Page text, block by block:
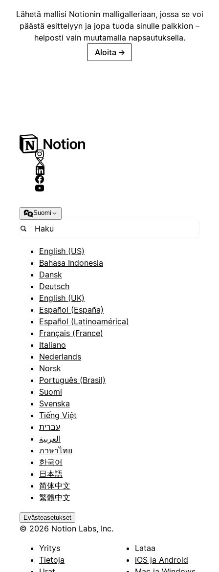
Lähetä mallisi Notionin malligalleriaan, jossa se voi
päästä esittelyyn ja jopa tuoda sinulle palkkion –
helposti vain muutamalla napsautuksella.
Aloita →
Suomi
English (US)
Bahasa Indonesia
Dansk
Deutsch
English (UK)
Español (España)
Español (Latinoamérica)
Français (France)
Italiano
Nederlands
Norsk
Português (Brasil)
Suomi
Svenska
Tiếng Việt
עברית
العربية
ภาษาไทย
한국어
日本語
简体中文
繁體中文
Evästeasetukset
© 2026 Notion Labs, Inc.
Yritys
Tietoja
Lataa
iOS ja Android